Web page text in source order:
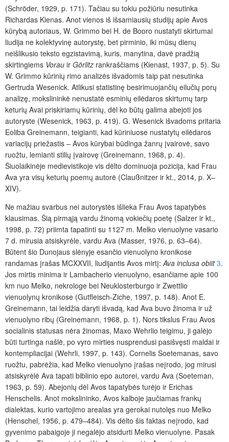
(Schröder, 1929, p. 171). Tačiau su tokiu požiūriu nesutinka
Richardas Kienas. Anot vienos iš išsamiausių studijų apie Avos
kūrybą autoriaus, W. Grimmo bei H. de Booro nustatyti skirtumai
liudija ne kolektyvinę autorystę, bet pirminio, iki mūsų dienų
neišlikusio teksto egzistavimą, kuris, manytina, davė pradžią
skirtingiems Vorau ir Görlitz rankraščiams (Kienast, 1937, p. 5). Su
W. Grimmo kūrinių rimo analizės išvadomis taip pat nesutinka
Gertruda Wesenick. Atlikusi statistinę besirimuojančių eilučių porų
analizę, mokslininkė nenustatė esminių eilėdaros skirtumų tarp
keturių Avai priskiriamų kūrinių, dėl ko būtų galima abejoti jos
autoryste (Wesenick, 1963, p. 419). G. Wesenick išvadoms pritaria
Eoliba Greinemann, teigianti, kad kūriniuose nustatytų eilėdaros
variacijų priežastis – Avos kūrybai būdinga žanrų įvairovė, savo
ruožtu, lemianti stilių įvairovę (Greinemann, 1968, p. 4).
Šiuolaikinėje medievistikoje vis dėlto dominuoja pozicija, kad Frau
Ava yra visų keturių poemų autorė (Claußnitzer ir kt., 2014, p. X–
XIV).
Ne mažiau svarbus nei autorystės išlieka Frau Avos tapatybės
klausimas. Šią pirmąją vardu žinomą vokiečių poetę (Salzer ir kt.,
1998, p. 72) priimta tapatinti su 1127 m. Melko vienuolyne vasario
7 d. mirusia atsiskyrėle, vardu Ava (Masser, 1976, p. 63–64).
Būtent šio Dunojaus slėnyje esančio vienuolyno kronikose
randamas įrašas MCXXVII, liudijantis Avos mirtį:Ava inclusa obiit 3.
Jos mirtis minima ir Lambacherio vienuolyno, esančiame apie 100
km nuo Melko, nekrologe bei Neuklosterburgo ir Zwettlio
vienuolynų kronikose (Gutfleisch-Ziche, 1997, p. 148). Anot E.
Greinemann, tai leidžia daryti išvadą, kad Ava buvo žinoma ir už
vienuolyno ribų (Greinemann, 1968, p. 1). Nors tikslus Frau Avos
socialinis statusas nėra žinomas, Maxo Wehrlio teigimu, ji galėjo
būti turtinga našlė, po vyro mirties nusprendusi pasišvęsti maldai ir
kontempliacijai (Wehrli, 1997, p. 143). Cornelis Soetemanas, savo
ruožtu, pabrėžia, kad Melko vienuolyno įrašas neįrodo, jog mirusi
atsiskyrėlė Ava tapati biblinio epo autorei, vardu Ava (Soeteman,
1963, p. 59). Abejonių dėl Avos tapatybės turėjo ir Erichas
Henschelis. Anot mokslininko, Avos kalboje jaučiamas frankų
dialektas, kurio vartojimo arealas yra gerokai nutolęs nuo Melko
(Henschel, 1956, p. 479–484). Vis dėlto šis faktas neįrodo, kad
gyvenimo pabaigoje ji negalėjo atsidurti Melko vienuolyne. Pasak